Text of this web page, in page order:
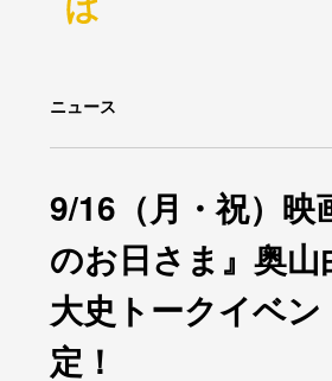
ニュース
9/16（月・祝）映
のお日さま』奥山
大史トークイベ
定！